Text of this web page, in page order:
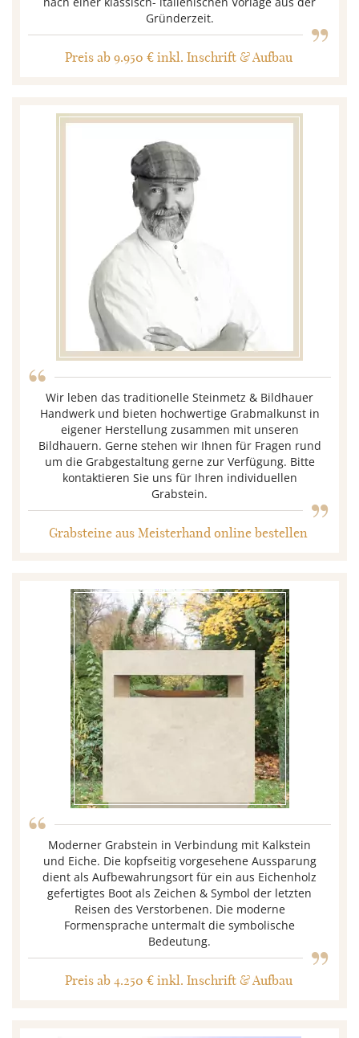
Gründerzeit.
Preis ab 9.950 € inkl. Inschrift & Aufbau
“Wir leben das traditionelle Steinmetz & Bildhauer
Handwerk und bieten hochwertige Grabmalkunst in
eigener Herstellung zusammen mit unseren
Bildhauern. Gerne stehen wir Ihnen für Fragen rund
um die Grabgestaltung gerne zur Verfügung. Bitte
kontaktieren Sie uns für Ihren individuellen
Grabstein.
„
Grabsteine aus Meisterhand online bestellen
“ Moderner Grabstein in Verbindung mit Kalkstein
und Eiche. Die kopfseitig vorgesehene Aussparung
dient als Aufbewahrungsort für ein aus Eichenholz
gefertigtes Boot als Zeichen & Symbol der letzten
Reisen des Verstorbenen. Die moderne
Formensprache untermalt die symbolische
Bedeutung.
„
Preis ab 4.250 € inkl. Inschrift & Aufbau